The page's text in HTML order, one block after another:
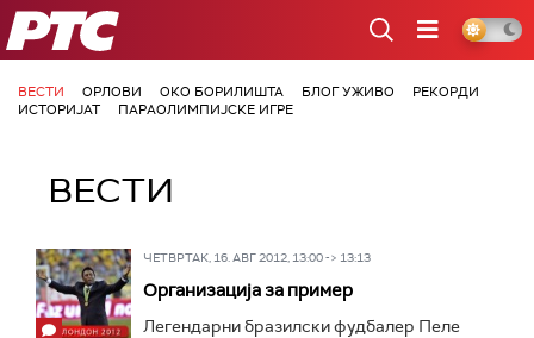
РТС
ВЕСТИ ОРЛОВИ ОКО БОРИЛИШТА БЛОГ УЖИВО
РЕКОРДИ
ИСТОРИЈАТ
ПАРАОЛИМПИЈСКЕ ИГРЕ
ВЕСТИ
ЧЕТВРТАК, 16. АВГ 2012, 13:00 -> 13:13
Организација за пример
Легендарни бразилски фудбалер Пеле